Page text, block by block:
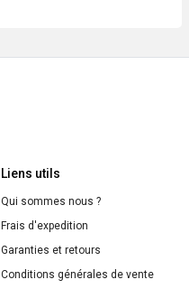
Liens utils
Qui sommes nous ?
Frais d'expedition
Garanties et retours
Conditions générales de vente